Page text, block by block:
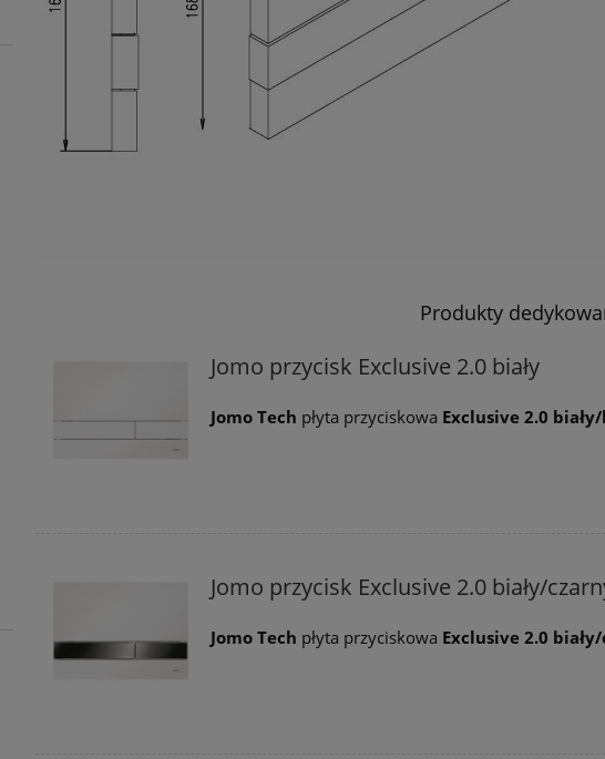
Produkty
Jomo przycisk Exclusive 2.0 biały
Jomo Tech płyta przyciskowa Exclusive 2.0
Jomo przycisk Exclusive 2.0 biały/
Jomo Tech płyta przyciskowa Exclusive 2.0